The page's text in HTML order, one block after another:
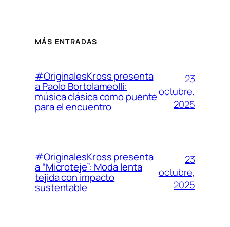
MÁS ENTRADAS
#OriginalesKross presenta
a Paolo Bortolameolli:
música clásica como puente
para el encuentro
23
octubre,
2025
#OriginalesKross presenta
a “Microteje”: Moda lenta
tejida con impacto
sustentable
23
octubre,
2025